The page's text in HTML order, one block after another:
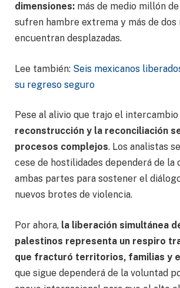
dimensiones: más de medio millón
sufren hambre extrema y más de dos
encuentran desplazadas.
Lee también: Seis mexicanos
su regreso seguro
Pese al alivio que trajo el intercambio
reconstrucción y la reconciliación
procesos complejos. Los analistas
cese de hostilidades dependerá de la
ambas partes para sostener el
nuevos brotes de violencia.
Por ahora, la liberación simultánea
palestinos representa un respiro
que fracturó territorios, familias y
que sigue dependerá de la voluntad